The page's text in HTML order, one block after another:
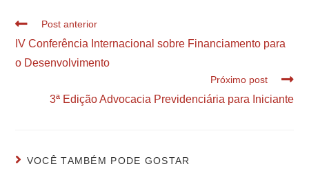
Post anterior
IV Conferência Internacional sobre Financiamento para
o Desenvolvimento
Próximo post
3ª Edição Advocacia Previdenciária para Iniciante
VOCÊ TAMBÉM PODE GOSTAR